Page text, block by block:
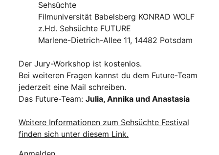
Sehsüchte
Filmuniversität Babelsberg KONRAD WOLF
z.Hd. Sehsüchte FUTURE
Marlene-Dietrich-Allee 11, 14482 Potsdam
Der Jury-Workshop ist kostenlos.
Bei weiteren Fragen kannst du dem Future-Team
jederzeit eine Mail schreiben.
Das Future-Team: Julia, Annika und Anastasia
Weitere Informationen zum Sehsüchte Festival
finden sich unter diesem Link.